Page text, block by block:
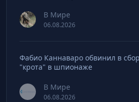
В Мире
06.08.2026
Фабио Каннаваро обвинил в
"крота" в шпионаже
В Мире
06.08.2026